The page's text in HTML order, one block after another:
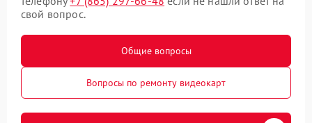
свой вопрос.
Общие вопросы
Вопросы по ремонту видеокарт